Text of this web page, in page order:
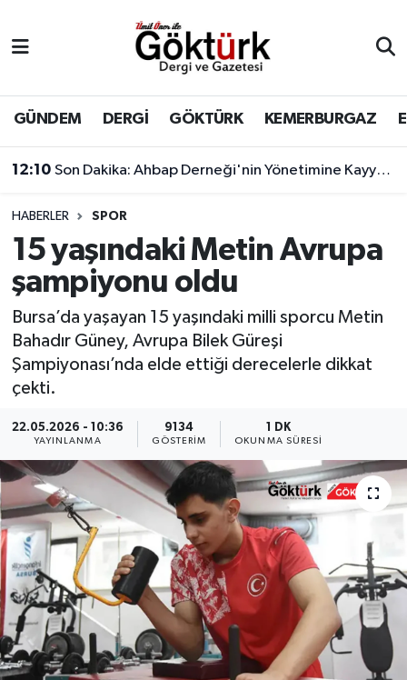
GÜNDEM DERGİ GÖKTÜRK KEMERBURGAZ
12:10 Son Dakika: Ahbap Derneği'nin Yönetimine Kayyum Atandı
HABERLER SPOR
15 yaşındaki Metin Avrupa
şampiyonu oldu
Bursa’da yaşayan 15 yaşındaki milli sporcu Metin
Bahadır Güney, Avrupa Bilek Güreşi
Şampiyonası’nda elde ettiği derecelerle dikkat
çekti.
22.05.2026 - 10:36
YAYINLANMA
9134
GÖSTERIM
1 DK
OKUNMA SÜRESI
BİLİM
DERGİ
DÜNYA
EĞİTİM
EKONOMİ
GÖKTÜRK
GÜNDEM
KEMERBURGAZ
KÜLTÜR - SANAT
MAGAZİN
ÖZEL HABER
SAĞLIK
SPOR
Eyüpsultan Hava Durumu
Eyüpsultan Trafik Yoğunluk Haritası
Süper Lig Puan Durumu ve Fikstür
Tüm Manşetler
Son Dakika Haberleri
Haber Arşivi